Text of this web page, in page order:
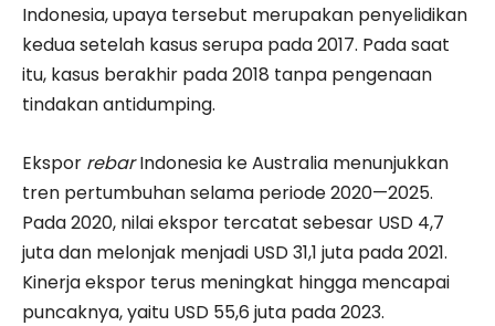
Indonesia, upaya tersebut merupakan penyelidikan
kedua setelah kasus serupa pada 2017. Pada saat
itu, kasus berakhir pada 2018 tanpa pengenaan
tindakan antidumping.
Ekspor rebarIndonesia ke Australia menunjukkan
tren pertumbuhan selama periode 2020—2025.
Pada 2020, nilai ekspor tercatat sebesar USD 4,7
juta dan melonjak menjadi USD 31,1 juta pada 2021.
Kinerja ekspor terus meningkat hingga mencapai
puncaknya, yaitu USD 55,6 juta pada 2023.